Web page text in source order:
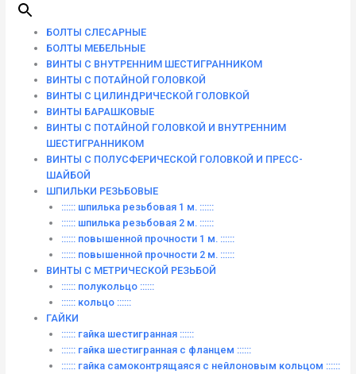
БОЛТЫ СЛЕСАРНЫЕ
БОЛТЫ МЕБЕЛЬНЫЕ
ВИНТЫ С ВНУТРЕННИМ ШЕСТИГРАННИКОМ
ВИНТЫ С ПОТАЙНОЙ ГОЛОВКОЙ
ВИНТЫ С ЦИЛИНДРИЧЕСКОЙ ГОЛОВКОЙ
ВИНТЫ БАРАШКОВЫЕ
ВИНТЫ С ПОТАЙНОЙ ГОЛОВКОЙ И ВНУТРЕННИМ
ШЕСТИГРАННИКОМ
ВИНТЫ С ПОЛУСФЕРИЧЕСКОЙ ГОЛОВКОЙ И ПРЕСС-
ШАЙБОЙ
ШПИЛЬКИ РЕЗЬБОВЫЕ
:::::: шпилька резьбовая 1 м. ::::::
:::::: шпилька резьбовая 2 м. ::::::
:::::: повышенной прочности 1 м. ::::::
:::::: повышенной прочности 2 м. ::::::
ВИНТЫ C МЕТРИЧЕСКОЙ РЕЗЬБОЙ
:::::: полукольцо ::::::
:::::: кольцо ::::::
ГАЙКИ
:::::: гайка шестигранная ::::::
:::::: гайка шестигранная с фланцем ::::::
:::::: гайка самоконтрящаяся с нейлоновым кольцом ::::::